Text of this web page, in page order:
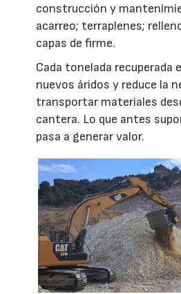
construcción y
acarreo; terraplenes;
capas de firme.
Cada tonelada recuperada
nuevos áridos y reduce la
transportar materiales
cantera. Lo que antes
pasa a generar valor.